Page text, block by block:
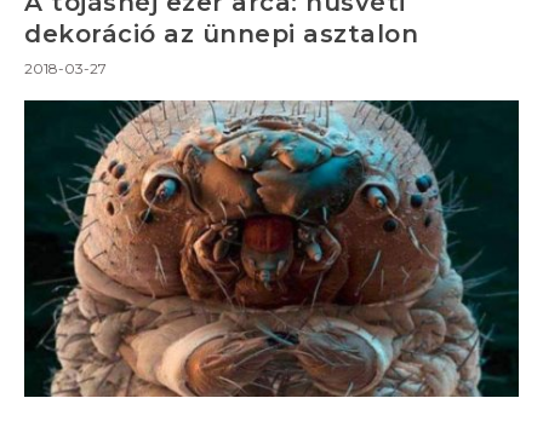
dekoráció az ünnepi asztalon
2018-03-27